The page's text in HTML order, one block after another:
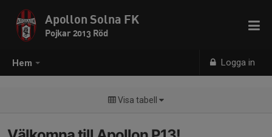
Hem Logga in
Apollon Solna FK
Pojkar 2013 Röd
Visa tabell